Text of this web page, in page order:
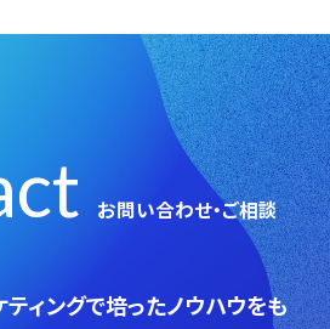
お問い合わせ・ご相談
ィングで培ったノウハウをも